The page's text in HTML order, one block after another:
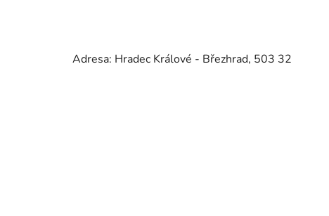
Adresa: Hradec Králové - Březhrad, 503 32